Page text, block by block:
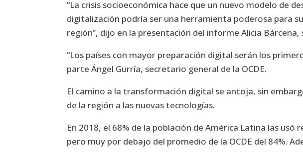
“La crisis socioeconómica hace que un nuevo modelo de
digitalización podría ser una herramienta poderosa para
región”, dijo en la presentación del informe Alicia
“Los países con mayor preparación digital serán los
parte Ángel Gurría, secretario general de la OCDE.
El camino a la transformación digital se antoja, sin
de la región a las nuevas tecnologías.
En 2018, el 68% de la población de América Latina las usó
pero muy por debajo del promedio de la OCDE del 84%.